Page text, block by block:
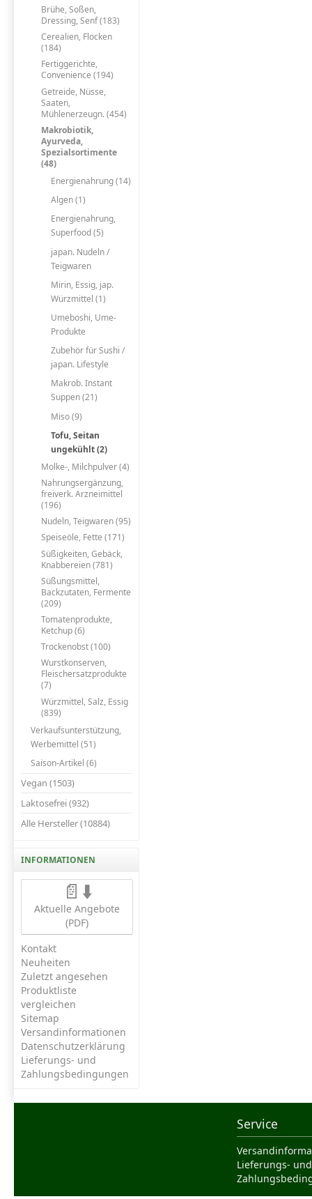
Brühe, Soßen,
Dressing, Senf (183)
Cerealien, Flocken
(184)
Fertiggerichte,
Convenience (194)
Getreide, Nüsse,
Saaten,
Mühlenerzeugn. (454)
Makrobiotik,
Ayurveda,
Spezialsortimente
(48)
Energienahrung (14)
Algen (1)
Energienahrung,
Superfood (5)
japan. Nudeln /
Teigwaren
Mirin, Essig, jap.
Würzmittel (1)
Umeboshi, Ume-
Produkte
Zubehör für Sushi /
japan. Lifestyle
Makrob. Instant
Suppen (21)
Miso (9)
Tofu, Seitan
ungekühlt (2)
Molke-, Milchpulver (4)
Nahrungsergänzung,
freiverk. Arzneimittel
(196)
Nudeln, Teigwaren (95)
Speiseöle, Fette (171)
Süßigkeiten, Gebäck,
Knabbereien (781)
Süßungsmittel,
Backzutaten, Fermente
(209)
Tomatenprodukte,
Ketchup (6)
Trockenobst (100)
Wurstkonserven,
Fleischersatzprodukte
(7)
Würzmittel, Salz, Essig
(839)
Verkaufsunterstützung,
Werbemittel (51)
Saison-Artikel (6)
Vegan (1503)
Laktosefrei (932)
Alle Hersteller (10884)
INFORMATIONEN
📄⬇️
Aktuelle Angebote
(PDF)
Kontakt
Neuheiten
Zuletzt angesehen
Produktliste
vergleichen
Sitemap
Versandinformationen
Datenschutzerklärung
Lieferungs- und
Zahlungsbedingungen
Service
Lieferungs- und